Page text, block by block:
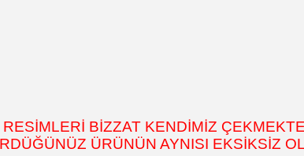
BİZZAT KENDİMİZ
ÜRÜNÜN AYNISI EKSİKSİZ